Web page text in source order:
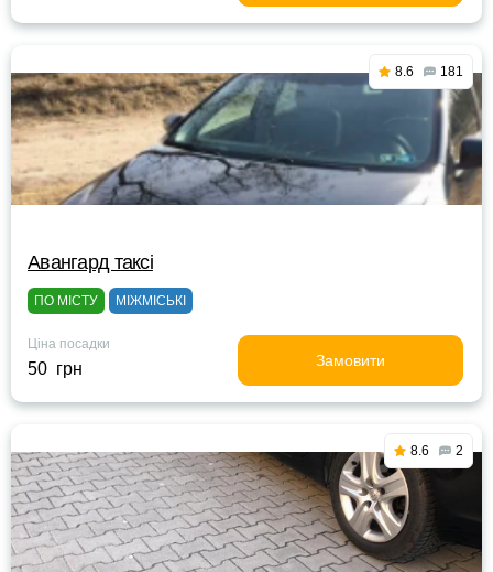
8.6 181
Авангард таксі
ПО МІСТУ МІЖМІСЬКІ
Ціна посадки
50 грн Замовити
8.6 2